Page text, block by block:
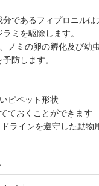
であるフィプロニルは
ミを駆除します。
ノミの卵の孵化及び幼
防します。
ピペット形状
ておくことができます
ラインを遵守した動物